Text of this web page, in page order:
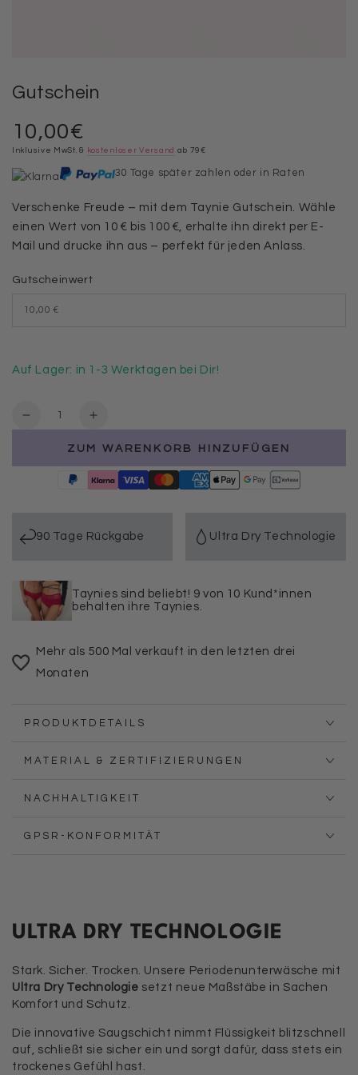
Gutschein
Regulärer
Preis
10,00€
Inklusive MwSt. & kostenloser Versand ab 79€
30 Tage später zahlen oder in Raten
Verschenke Freude – mit dem Taynie Gutschein. Wähle
einen Wert von 10 € bis 100 €, erhalte ihn direkt per E-
Mail und drucke ihn aus – perfekt für jeden Anlass.
Gutscheinwert
Auf Lager: in 1-3 Werktagen bei Dir!
Verringere
Menge
Gutschein
Erhöhe
Menge
für
Gutschein
ZUM WARENKORB HINZUFÜGEN
90 Tage Rückgabe Ultra Dry Technologie
Taynies sind beliebt! 9 von 10 Kund*innen
behalten ihre Taynies.
Mehr als 500 Mal verkauft in den letzten drei
Monaten
PRODUKTDETAILS
MATERIAL & ZERTIFIZIERUNGEN
NACHHALTIGKEIT
GPSR-KONFORMITÄT
ULTRA DRY TECHNOLOGIE
Stark. Sicher. Trocken. Unsere Periodenunterwäsche mit
Ultra Dry Technologie setzt neue Maßstäbe in Sachen
Komfort und Schutz.
Die innovative Saugschicht nimmt Flüssigkeit blitzschnell
auf, schließt sie sicher ein und sorgt dafür, dass stets ein
trockenes Gefühl hast.